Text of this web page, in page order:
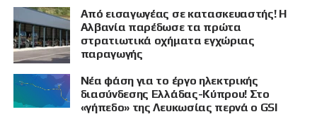
Από εισαγωγέας σε κατασκευαστής! Η
Αλβανία παρέδωσε τα πρώτα
στρατιωτικά οχήματα εγχώριας
παραγωγής
Νέα φάση για το έργο ηλεκτρικής
διασύνδεσης Ελλάδας-Κύπρου! Στο
«γήπεδο» της Λευκωσίας περνά ο GSI